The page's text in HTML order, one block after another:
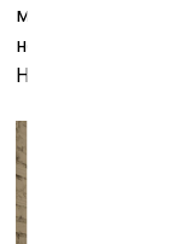
мир, лишено
нейтральности –
Новый